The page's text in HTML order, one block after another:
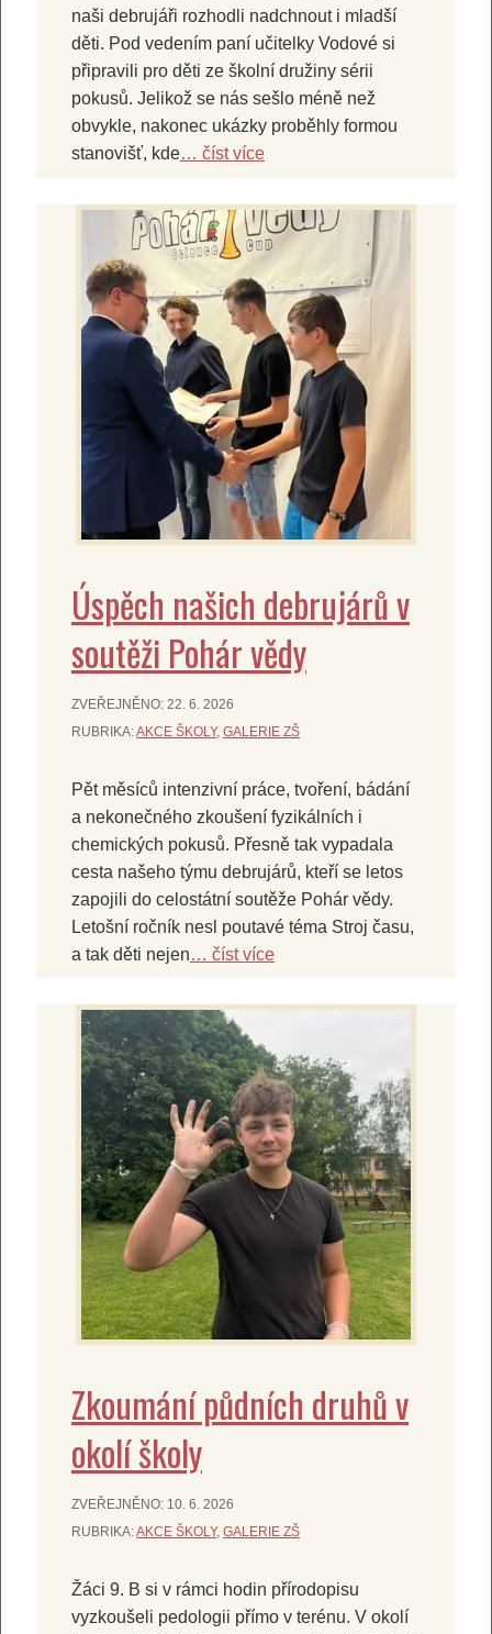
naši debrujáři rozhodli nadchnout i mladší
děti. Pod vedením paní učitelky Vodové si
připravili pro děti ze školní družiny sérii
pokusů. Jelikož se nás sešlo méně než
obvykle, nakonec ukázky proběhly formou
stanovišť, kde… číst více
Úspěch našich debrujárů v
soutěži Pohár vědy
ZVEŘEJNĚNO: 22. 6. 2026
RUBRIKA:AKCE ŠKOLY, GALERIE ZŠ
Pět měsíců intenzivní práce, tvoření, bádání
a nekonečného zkoušení fyzikálních i
chemických pokusů. Přesně tak vypadala
cesta našeho týmu debrujárů, kteří se letos
zapojili do celostátní soutěže Pohár vědy.
Letošní ročník nesl poutavé téma Stroj času,
a tak děti nejen… číst více
Zkoumání půdních druhů v
okolí školy
ZVEŘEJNĚNO: 10. 6. 2026
RUBRIKA:AKCE ŠKOLY, GALERIE ZŠ
Žáci 9. B si v rámci hodin přírodopisu
vyzkoušeli pedologii přímo v terénu. V okolí